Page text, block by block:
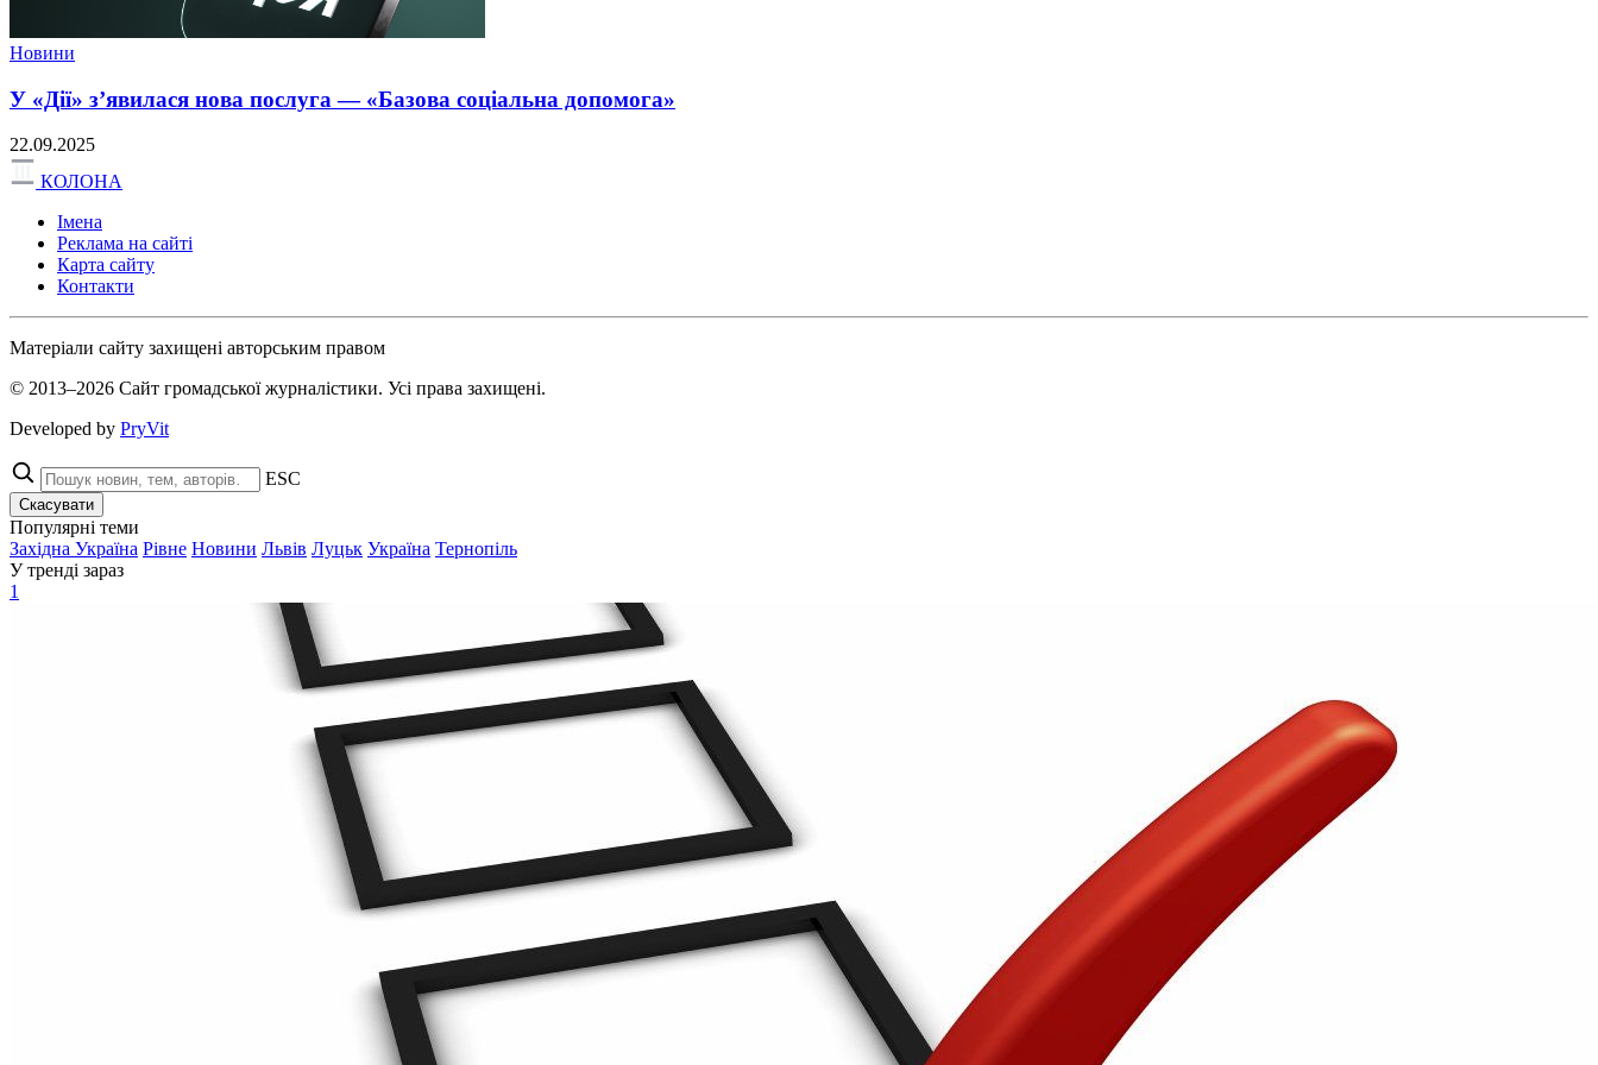
Новини
У «Дії» з’явилася нова послуга — «Базова соціальна допомога»
22.09.2025
КОЛОНА
Імена
Реклама на сайті
Карта сайту
Контакти
Матеріали сайту захищені авторським правом
© 2013–2026 Сайт громадської журналістики. Усі права захищені.
Developed by PryVit
ESC
Скасувати
Популярні теми
Західна Україна Рівне Новини Львів Луцьк Україна Тернопіль
У тренді зараз
1